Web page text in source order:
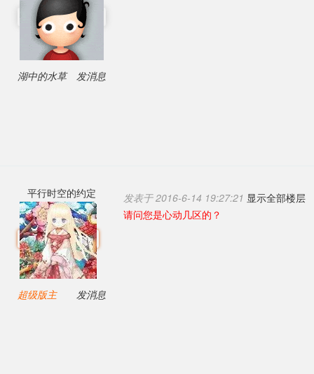
湖中的水草 发消息
平行时空的约定
超级版主 发消息
发表于 2016-6-14 19:27:21 显示全部楼层
请问您是心动几区的？